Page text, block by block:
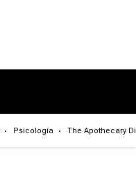
Psicología The Apothecary